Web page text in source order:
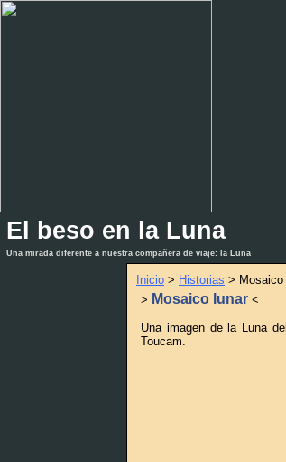
El beso en la Luna
Una mirada diferente a nuestra compañera de viaje: la Luna
Inicio > Historias > Mosaico
> Mosaico lunar <
Una imagen de la Luna
Toucam.